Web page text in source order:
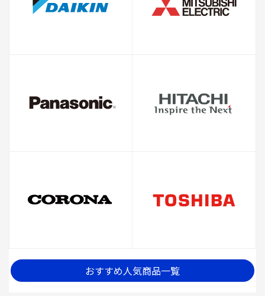
おすすめ人気商品一覧